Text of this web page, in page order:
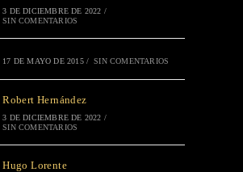
3 DE DICIEMBRE DE 2022 /
SIN COMENTARIOS
17 DE MAYO DE 2015 / SIN COMENTARIOS
Robert Hernández
3 DE DICIEMBRE DE 2022 /
SIN COMENTARIOS
Hugo Lorente